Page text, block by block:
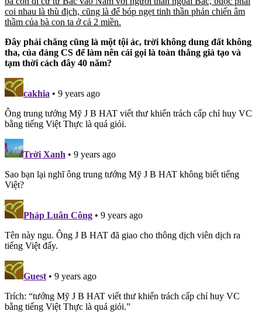
coi nhau là thù địch, cũng là để bóp ngẹt tinh thần phản chiến âm
thầm của bà con ta ở cả 2 miền.
Đây phải chăng cũng là một tội ác, trời không dung đất không
tha, của đảng CS để làm nên cái gọi là toàn thắng giả tạo và
tạm thời cách đây 40 năm?
cakhia • 9 years ago
Ông trung tướng Mỹ J B HAT viết thư khiển trách cấp chỉ huy VC
bằng tiếng Việt Thực là quá giỏi.
Trời Xanh • 9 years ago
Sao bạn lại nghĩ ông trung tướng Mỹ J B HAT không biết tiếng
Việt?
Pháp Luân Công • 9 years ago
Tên này ngu. Ông J B HAT đã giao cho thông dịch viên dịch ra
tiếng Việt đấy.
Guest • 9 years ago
Trích: “tướng Mỹ J B HAT viết thư khiển trách cấp chỉ huy VC
bằng tiếng Việt Thực là quá giỏi.”